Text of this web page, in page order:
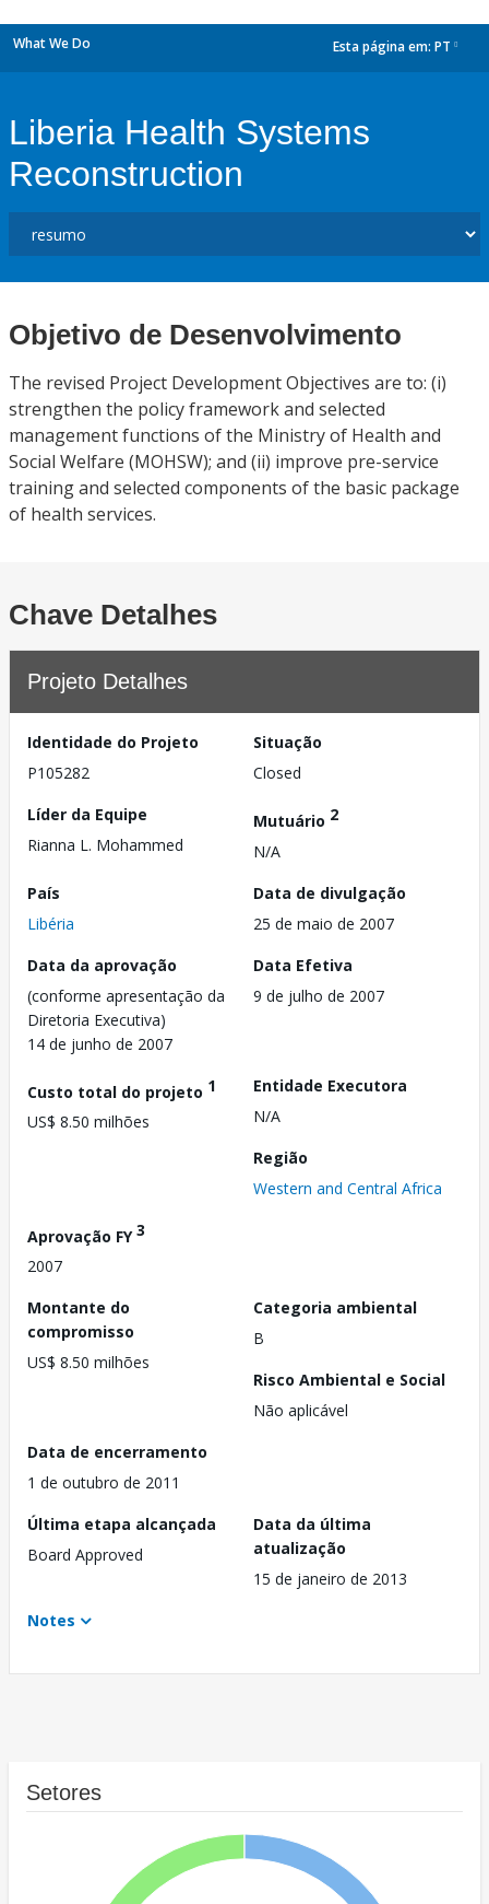
What We Do Esta página em: PT
Liberia Health Systems
Reconstruction
Objetivo de Desenvolvimento
The revised Project Development Objectives are to: (i)
strengthen the policy framework and selected
management functions of the Ministry of Health and
Social Welfare (MOHSW); and (ii) improve pre-service
training and selected components of the basic package
of health services.
Chave Detalhes
Projeto Detalhes
Identidade do Projeto
P105282
Situação
Closed
Líder da Equipe
Rianna L. Mohammed
Mutuário 2
N/A
País
Libéria
Data de divulgação
25 de maio de 2007
Data da aprovação
(conforme apresentação da
Diretoria Executiva)
14 de junho de 2007
Data Efetiva
9 de julho de 2007
Custo total do projeto 1
US$ 8.50 milhões
Entidade Executora
N/A
Região
Western and Central Africa
Aprovação FY3
2007
Montante do
compromisso
US$ 8.50 milhões
Categoria ambiental
B
Risco Ambiental e Social
Não aplicável
Data de encerramento
1 de outubro de 2011
Última etapa alcançada
Board Approved
Data da última
atualização
15 de janeiro de 2013
Notes
Setores